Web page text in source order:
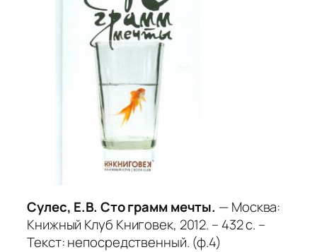
Сулес, Е.В. Сто грамм мечты. — Москва:
Книжный Клуб Книговек, 2012. – 432 с. –
Текст: непосредственный. (ф.4)